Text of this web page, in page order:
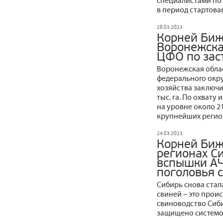
в период
28.03.2023
Корней
ЦФО по
Воронежская
федерального
хозяйства
тыс. га. По охвату
на уровне около
крупнейших
24.03.2023
Корней
регионах
вспышки
поголовья
Сибирь снова
свиней – это
свиноводство
защищено